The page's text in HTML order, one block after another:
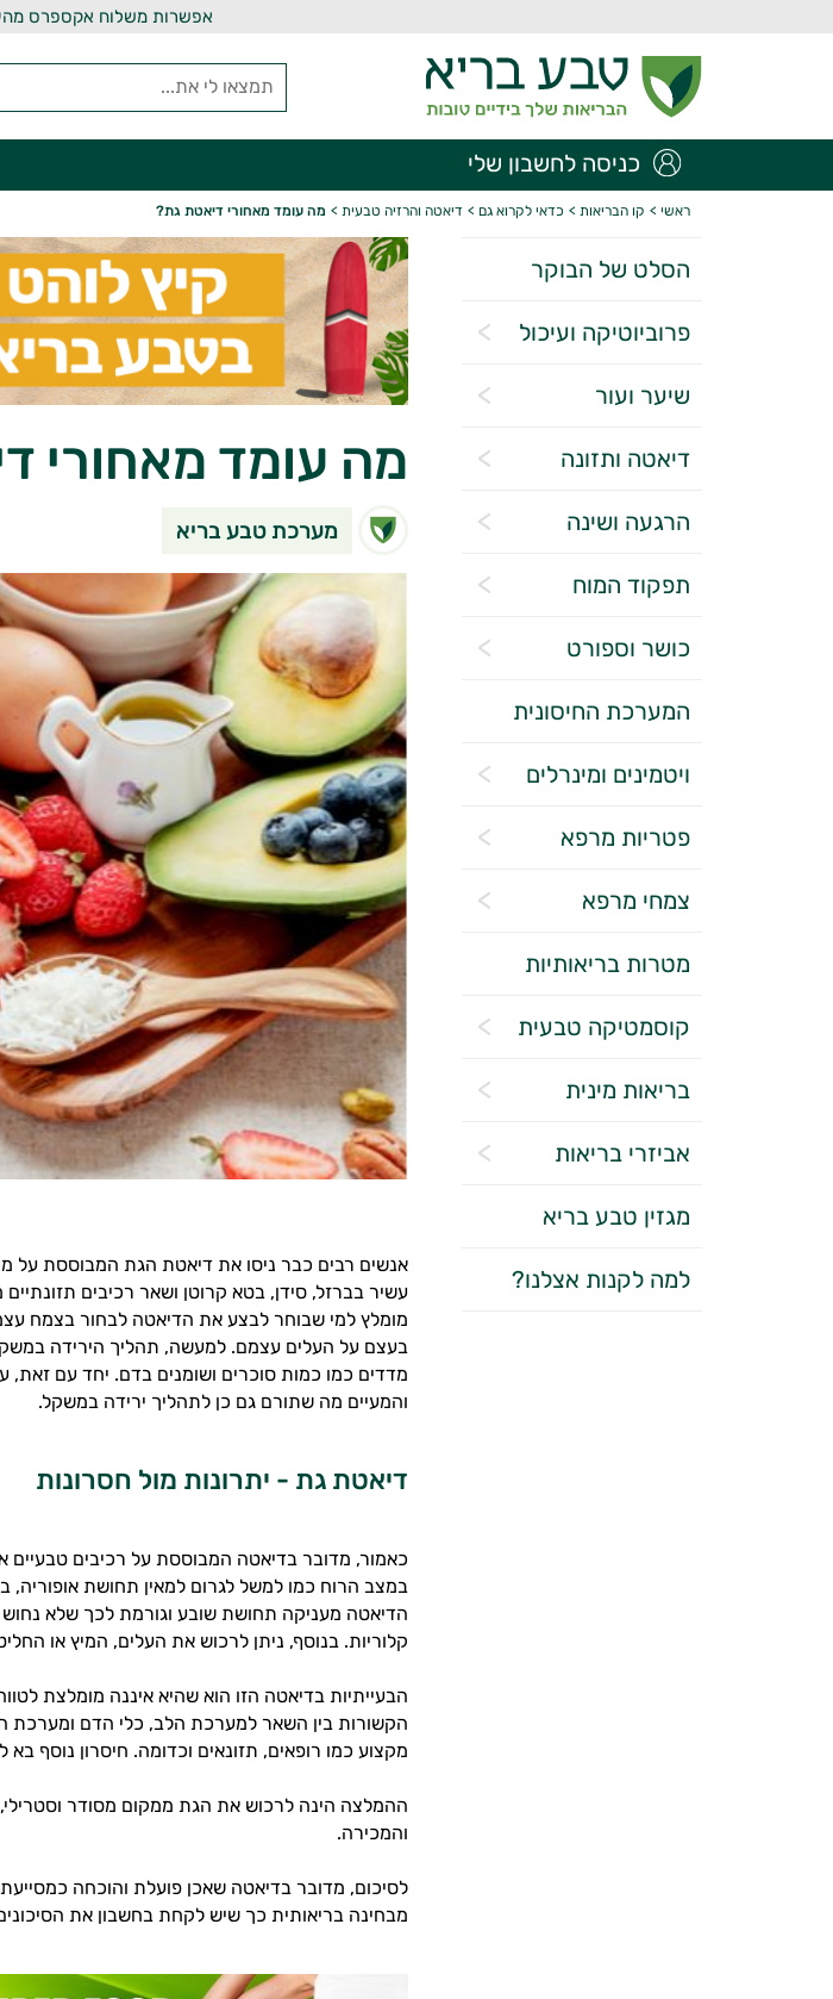
אפשרות משלוח אקספרס
כניסה לחשבון שלי
ראשי > קו הבריאות > כדאי לקרוא גם > דיאטה והרזיה טבעית > מה עומד מאחורי דיאטת גת?
הסלט של הבוקר
פרוביוטיקה ועיכול
שיער ועור
דיאטה ותזונה
הרגעה ושינה
תפקוד המוח
כושר וספורט
המערכת החיסונית
ויטמינים ומינרלים
פטריות מרפא
צמחי מרפא
מטרות בריאותיות
קוסמטיקה טבעית
בריאות מינית
אביזרי בריאות
מגזין טבע בריא
למה לקנות אצלנו?
מה עומד מאחורי
מערכת טבע בריא
אנשים רבים כבר ניסו את דיאטת הגת המבוססת על
עשיר בברזל, סידן, בטא קרוטן ושאר רכיבים
מומלץ למי שבוחר לבצע את הדיאטה לבחור בצמח
בעצם על העלים עצמם. למעשה, תהליך הירידה במשקל
מדדים כמו כמות סוכרים ושומנים בדם. יחד עם זאת,
והמעיים מה שתורם גם כן לתהליך ירידה במשקל.
דיאטת גת - יתרונות מול חסרונות
כאמור, מדובר בדיאטה המבוססת על רכיבים טבעיים
במצב הרוח כמו למשל לגרום למאין תחושת אופוריה,
הדיאטה מעניקה תחושת שובע וגורמת לכך שלא
קלוריות. בנוסף, ניתן לרכוש את העלים, המיץ או
הבעייתיות בדיאטה הזו הוא שהיא איננה מומלצת
הקשורות בין השאר למערכת הלב, כלי הדם ומערכת
מקצוע כמו רופאים, תזונאים וכדומה. חיסרון נוסף
ההמלצה הינה לרכוש את הגת ממקום מסודר
והמכירה.
לסיכום, מדובר בדיאטה שאכן פועלת והוכחה
מבחינה בריאותית כך שיש לקחת בחשבון את